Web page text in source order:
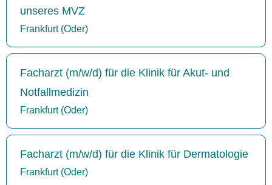
unseres MVZ
Frankfurt (Oder)
Facharzt (m/w/d) für die Klinik für Akut- und
Notfallmedizin
Frankfurt (Oder)
Facharzt (m/w/d) für die Klinik für Dermatologie
Frankfurt (Oder)